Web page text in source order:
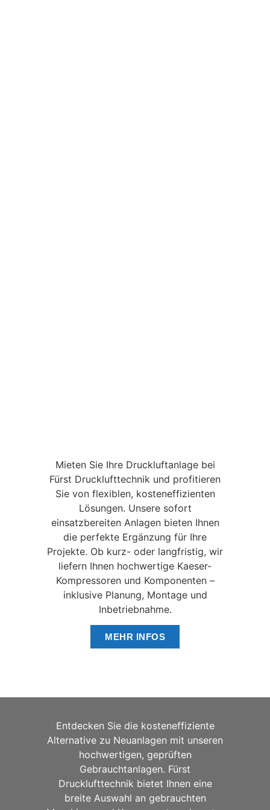
Mieten Sie Ihre Druckluftanlage bei
Fürst Drucklufttechnik und profitieren
Sie von flexiblen, kosteneffizienten
Lösungen. Unsere sofort
einsatzbereiten Anlagen bieten Ihnen
die perfekte Ergänzung für Ihre
Projekte. Ob kurz- oder langfristig, wir
liefern Ihnen hochwertige Kaeser-
Kompressoren und Komponenten –
inklusive Planung, Montage und
Inbetriebnahme.
MEHR INFOS
Entdecken Sie die kosteneffiziente
Alternative zu Neuanlagen mit unseren
hochwertigen, geprüften
Gebrauchtanlagen. Fürst
Drucklufttechnik bietet Ihnen eine
breite Auswahl an gebrauchten